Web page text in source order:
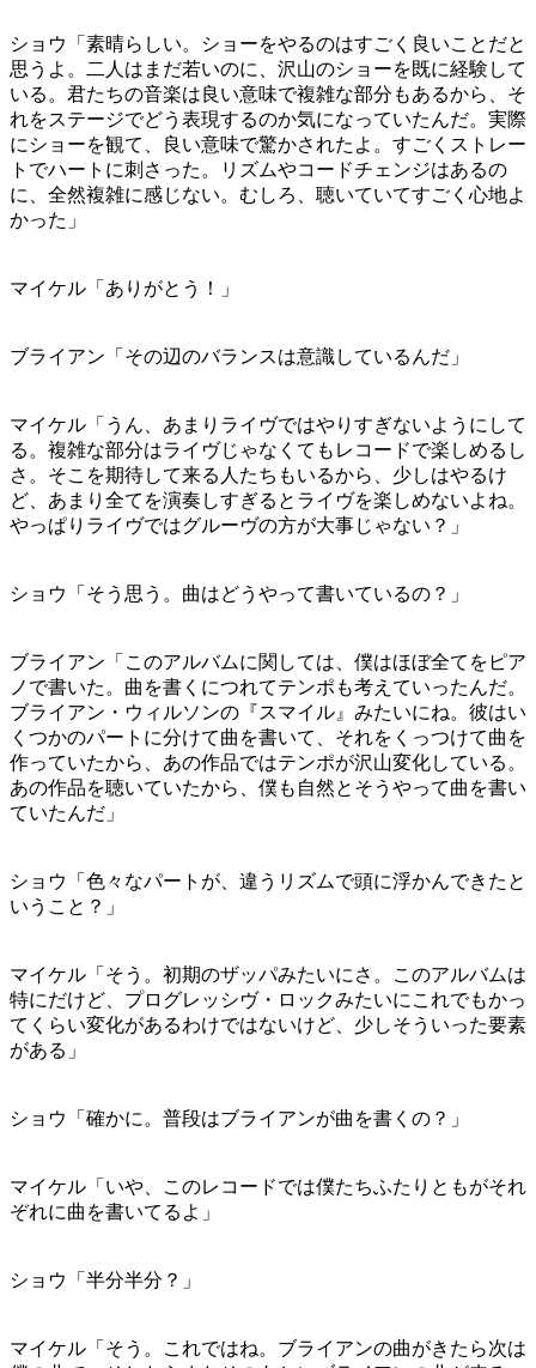
ショウ「素晴らしい。ショーをやるのはすごく良いことだと
思うよ。二人はまだ若いのに、沢山のショーを既に経験して
いる。君たちの音楽は良い意味で複雑な部分もあるから、そ
れをステージでどう表現するのか気になっていたんだ。実際
にショーを観て、良い意味で驚かされたよ。すごくストレー
トでハートに刺さった。リズムやコードチェンジはあるの
に、全然複雑に感じない。むしろ、聴いていてすごく心地よ
かった」
マイケル「ありがとう！」
ブライアン「その辺のバランスは意識しているんだ」
マイケル「うん、あまりライヴではやりすぎないようにして
る。複雑な部分はライヴじゃなくてもレコードで楽しめるし
さ。そこを期待して来る人たちもいるから、少しはやるけ
ど、あまり全てを演奏しすぎるとライヴを楽しめないよね。
やっぱりライヴではグルーヴの方が大事じゃない？」
ショウ「そう思う。曲はどうやって書いているの？」
ブライアン「このアルバムに関しては、僕はほぼ全てをピア
ノで書いた。曲を書くにつれてテンポも考えていったんだ。
ブライアン・ウィルソンの『スマイル』みたいにね。彼はい
くつかのパートに分けて曲を書いて、それをくっつけて曲を
作っていたから、あの作品ではテンポが沢山変化している。
あの作品を聴いていたから、僕も自然とそうやって曲を書い
ていたんだ」
ショウ「色々なパートが、違うリズムで頭に浮かんできたと
いうこと？」
マイケル「そう。初期のザッパみたいにさ。このアルバムは
特にだけど、プログレッシヴ・ロックみたいにこれでもかっ
てくらい変化があるわけではないけど、少しそういった要素
がある」
ショウ「確かに。普段はブライアンが曲を書くの？」
マイケル「いや、このレコードでは僕たちふたりともがそれ
ぞれに曲を書いてるよ」
ショウ「半分半分？」
マイケル「そう。これではね。ブライアンの曲がきたら次は